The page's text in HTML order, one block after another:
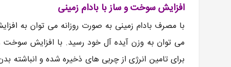
افزایش سوخت و ساز با بادام زمینی
با مصرف بادام زمینی به صورت روزانه می توان به
می توان به وزن آیده آل خود رسید. با افزایش
برای تامین انرژی از چربی های ذخیره شده و انباشته